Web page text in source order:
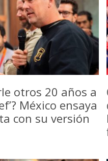
otros 20 años a
México ensaya
con su versión